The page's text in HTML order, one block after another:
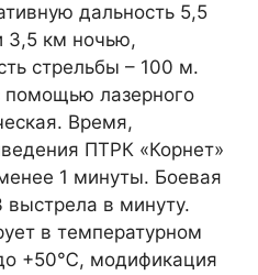
дальность 5,5
3,5 км ночью,
стрельбы – 100 м.
помощью лазерного
Время,
ПТРК «Корнет»
1 минуты. Боевая
выстрела в минуту.
в температурном
+50℃, модификация